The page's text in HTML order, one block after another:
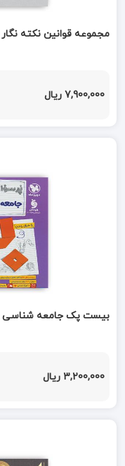
مجموعه قوانین نکته
7,900,000 ریال
بیست پک جامعه شناسی
3,200,000 ریال